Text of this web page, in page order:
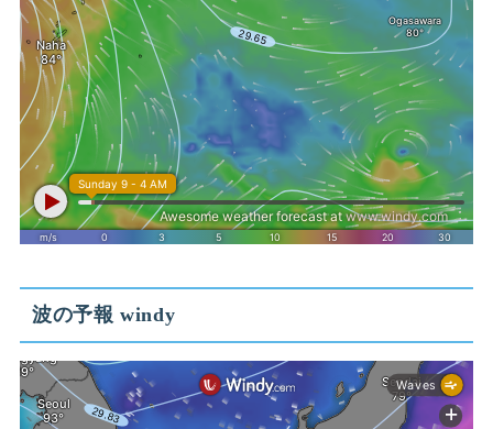
波の予報 windy